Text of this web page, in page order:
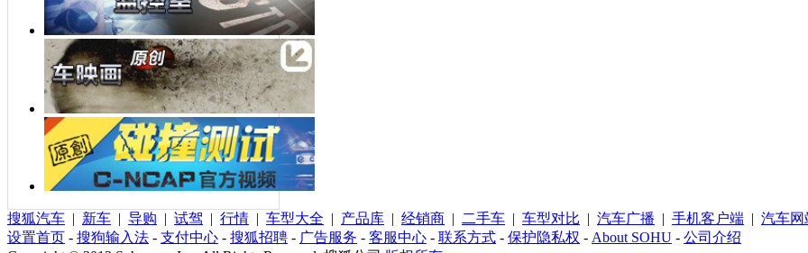
搜狐汽车 | 新车 | 导购 | 试驾 | 行情 | 车型大全 | 产品库 | 经销商 | 二手车 | 车型对比 | 汽车广播 | 手机客户端 | 汽车网
设置首页 - 搜狗输入法 - 支付中心 - 搜狐招聘 - 广告服务 - 客服中心 - 联系方式 - 保护隐私权 - About SOHU - 公司介绍